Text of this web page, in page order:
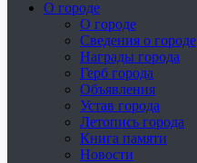
О городе
О городе
Сведения о городе
Награды города
Герб города
Объявления
Устав города
Летопись города
Книга памяти
Новости